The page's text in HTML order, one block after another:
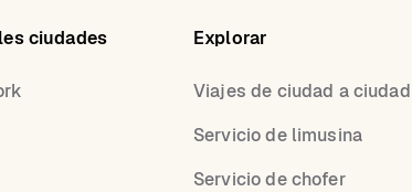
ciudades Explorar
Viajes de ciudad a ciudad
Servicio de limusina
Servicio de chofer